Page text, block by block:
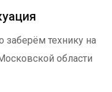
заберём технику на
области